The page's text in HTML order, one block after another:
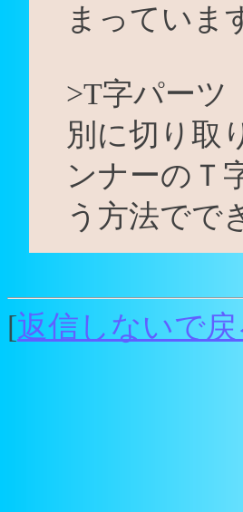
まっていま
>T字パーツ
別に切り取
ンナーのＴ
う方法でで
[返信しないで戻